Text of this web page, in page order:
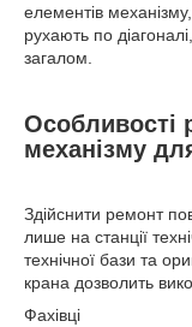
елементів
рухають по
загалом.
Особливості
механізму
Здійснити ремонт
лише на станції
технічної бази та
крана дозволить
Фахівці